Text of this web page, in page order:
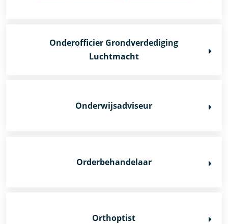
Onderofficier Grondverdediging
Luchtmacht
Onderwijsadviseur
Orderbehandelaar
Orthoptist